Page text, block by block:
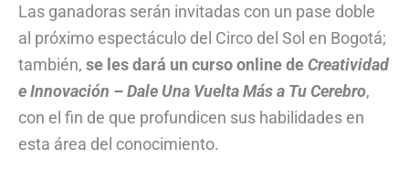
Las ganadoras serán invitadas con un pase doble
al próximo espectáculo del Circo del Sol en Bogotá;
también, se les dará un curso online de Creatividad
e Innovación – Dale Una Vuelta Más a Tu Cerebro,
con el fin de que profundicen sus habilidades en
esta área del conocimiento.